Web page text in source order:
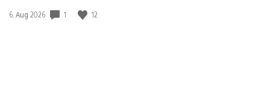
Veröffentlichungsdatum:
6. Aug 2026 1 12